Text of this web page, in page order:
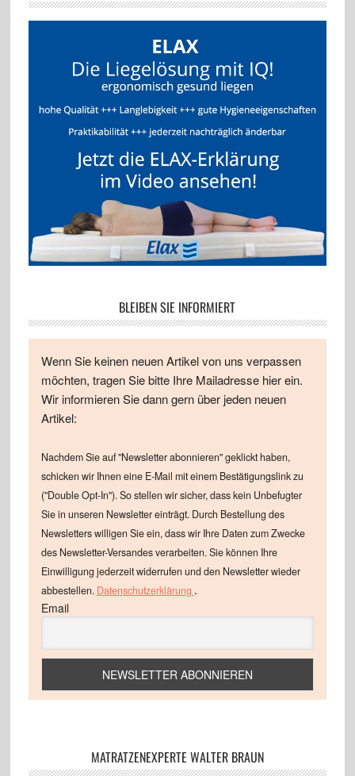
BLEIBEN SIE INFORMIERT
Wenn Sie keinen neuen Artikel von uns verpassen
möchten, tragen Sie bitte Ihre Mailadresse hier ein.
Wir informieren Sie dann gern über jeden neuen
Artikel:
Nachdem Sie auf "Newsletter abonnieren" geklickt haben,
schicken wir Ihnen eine E-Mail mit einem Bestätigungslink zu
("Double Opt-In"). So stellen wir sicher, dass kein Unbefugter
Sie in unseren Newsletter einträgt. Durch Bestellung des
Newsletters willigen Sie ein, dass wir Ihre Daten zum Zwecke
des Newsletter-Versandes verarbeiten. Sie können Ihre
Einwilligung jederzeit widerrufen und den Newsletter wieder
abbestellen. Datenschutzerklärung .
Email
MATRATZENEXPERTE WALTER BRAUN